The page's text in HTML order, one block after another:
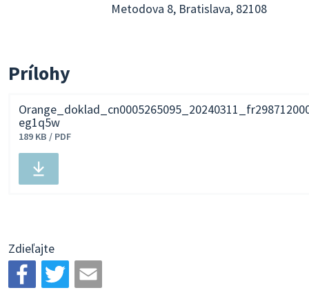
Metodova 8, Bratislava, 82108
Prílohy
Stiahnuť
súbor
eg1q5w
189 KB / PDF
Zdieľajte